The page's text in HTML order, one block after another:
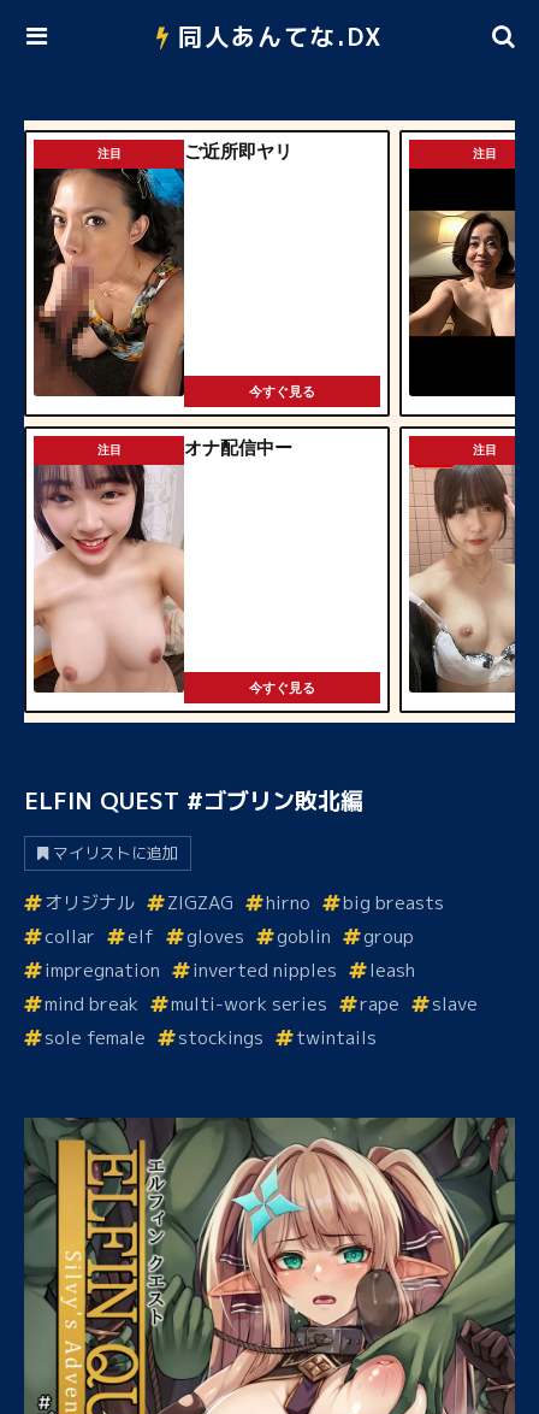
同人あんてな.DX
注目 ご近所即ヤリ
今すぐ見る
注目 オナ配信中ー
今すぐ見る
注目
注目
ELFIN QUEST #ゴブリン敗北編
マイリストに追加
オリジナル ZIGZAG hirno
big breasts
collar
elf gloves goblin
group
impregnation
inverted nipples
leash
mind break
multi-work series rape
slave
sole female
stockings twintails